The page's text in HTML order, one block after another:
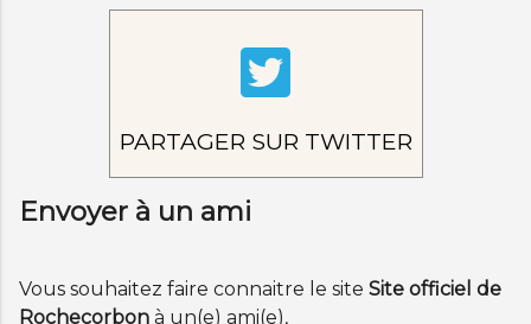
PARTAGER SUR TWITTER
Envoyer à un ami
Vous souhaitez faire connaitre le site Site officiel de
Rochecorbon à un(e) ami(e),